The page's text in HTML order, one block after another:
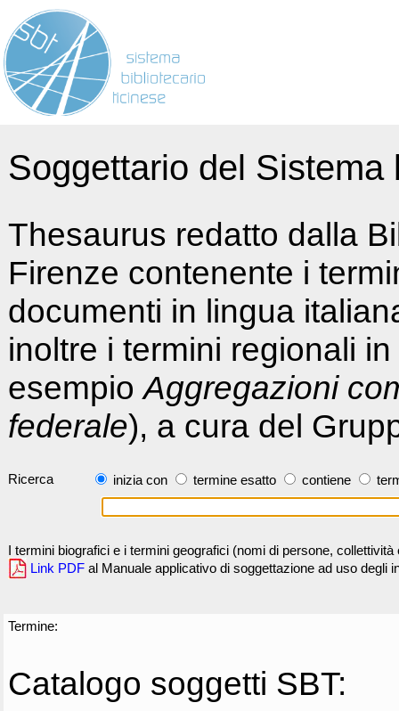
Soggettario del
Thesaurus redatto dalla
Firenze contenente i
documenti in lingua
inoltre i termini regionali
esempioAggregazioni
federale), a cura del
Ricerca inizia con termine esatto contiene
I termini biografici e i termini geografici (nomi di persone,
Link PDF al Manuale applicativo di soggettazione ad uso degli
Termine:
Catalogo soggetti SBT: